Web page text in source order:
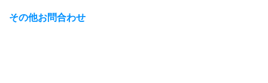
その他お問合わせ